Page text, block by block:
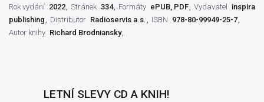
Rok vydání 2022 Stránek 334 Formáty ePUB, PDF Vydavatel
inspira
publishing
Distributor Radioservis a.s. ISBN 978-80-99949-25-7
Autor knihy Richard Brodniansky
LETNÍ SLEVY CD A KNIH!